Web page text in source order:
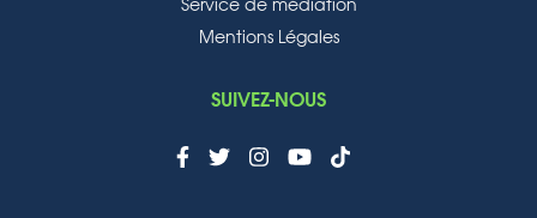
Service de médiation
Mentions Légales
SUIVEZ-NOUS